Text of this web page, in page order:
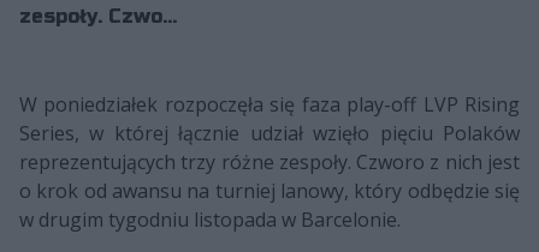
zespoły. Czwo...
W poniedziałek rozpoczęła się faza play-off LVP Rising
Series, w której łącznie udział wzięło pięciu Polaków
reprezentujących trzy różne zespoły. Czworo z nich jest
o krok od awansu na turniej lanowy, który odbędzie się
w drugim tygodniu listopada w Barcelonie.